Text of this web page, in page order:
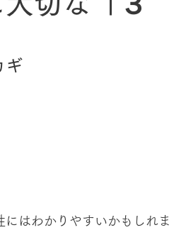
ギ
はわかりやすいかもしれま